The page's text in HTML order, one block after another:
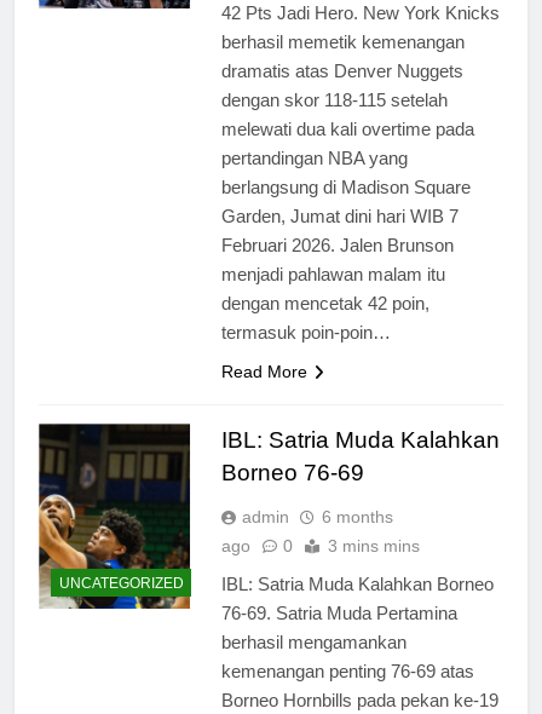
42 Pts Jadi Hero. New York Knicks
berhasil memetik kemenangan
dramatis atas Denver Nuggets
dengan skor 118-115 setelah
melewati dua kali overtime pada
pertandingan NBA yang
berlangsung di Madison Square
Garden, Jumat dini hari WIB 7
Februari 2026. Jalen Brunson
menjadi pahlawan malam itu
dengan mencetak 42 poin,
termasuk poin-poin…
Read More
UNCATEGORIZED
IBL: Satria Muda Kalahkan
Borneo 76-69
admin
6 months
ago
0 3 mins mins
IBL: Satria Muda Kalahkan Borneo
76-69. Satria Muda Pertamina
berhasil mengamankan
kemenangan penting 76-69 atas
Borneo Hornbills pada pekan ke-19